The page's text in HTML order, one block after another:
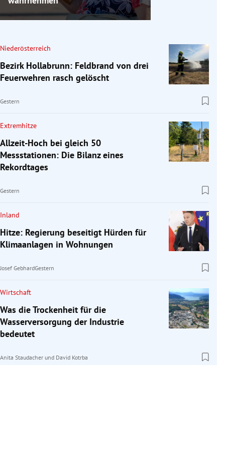
Niederösterreich
Bezirk Hollabrunn: Feldbrand von drei
Feuerwehren rasch gelöscht
Gestern
Extremhitze
Allzeit-Hoch bei gleich 50
Messstationen: Die Bilanz eines
Rekordtages
Gestern
Inland
Hitze: Regierung beseitigt Hürden für
Klimaanlagen in Wohnungen
Josef GebhardGestern
Wirtschaft
Was die Trockenheit für die
Wasserversorgung der Industrie
bedeutet
Anita Staudacher und David Kotrba